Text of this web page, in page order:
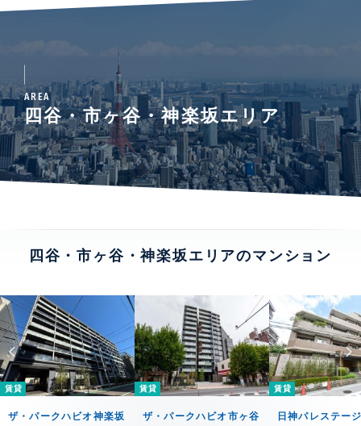
AREA
四谷・市ヶ谷・神楽坂エリア
四谷・市ヶ谷・神楽坂エリアのマンション
賃貸
ザ・パークハビオ神楽坂
賃貸
ザ・パークハビオ市ヶ谷
賃貸
日神パレステー